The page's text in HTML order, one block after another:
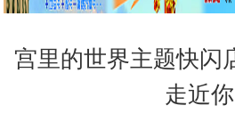
宫里的世界主题快闪
走近你